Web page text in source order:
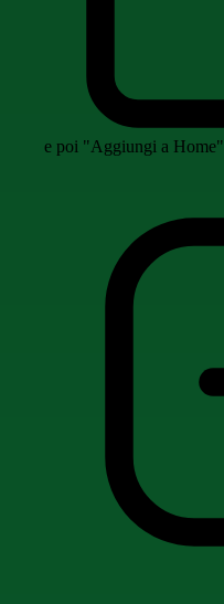
e poi "Aggiungi a Home"